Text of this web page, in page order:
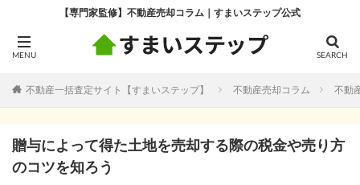
【専門家監修】不動産売却コラム｜すまいステップ公式
不動産一括査定サイト【すまいステップ】 不動産売却コラム 不動
贈与によって得た土地を売却する際の税金や売り方
のコツを知ろう